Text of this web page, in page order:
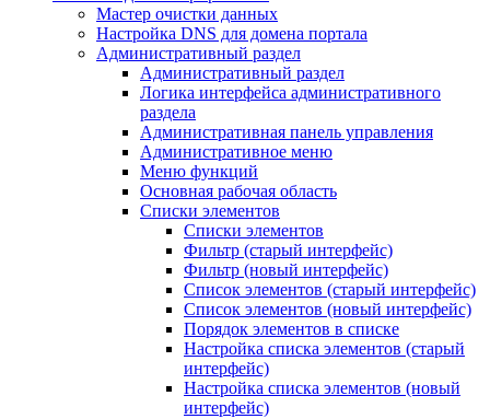
Мастер очистки данных
Настройка DNS для домена портала
Административный раздел
Административный раздел
Логика интерфейса административного
раздела
Административная панель управления
Административное меню
Меню функций
Основная рабочая область
Списки элементов
Списки элементов
Фильтр (старый интерфейс)
Фильтр (новый интерфейс)
Список элементов (старый интерфейс)
Список элементов (новый интерфейс)
Порядок элементов в списке
Настройка списка элементов (старый
интерфейс)
Настройка списка элементов (новый
интерфейс)